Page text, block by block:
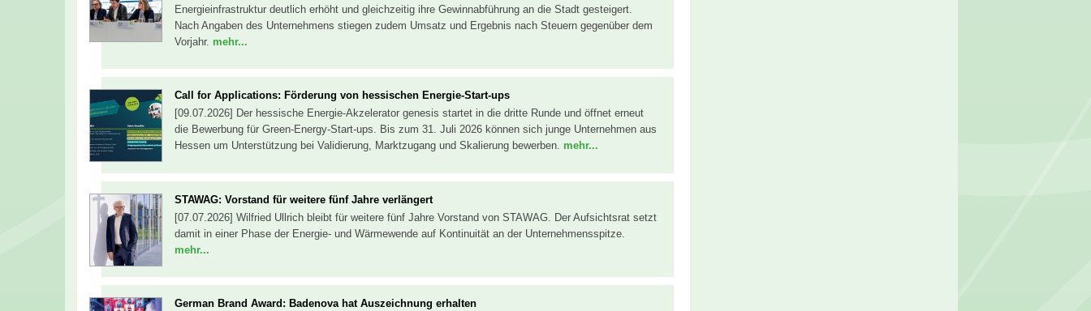
Energieinfrastruktur deutlich erhöht und gleichzeitig ihre Gewinnabführung an die Stadt gesteigert.
Nach Angaben des Unternehmens stiegen zudem Umsatz und Ergebnis nach Steuern gegenüber dem
Vorjahr. mehr...
Call for Applications: Förderung von hessischen Energie-Start-ups
[09.07.2026] Der hessische Energie-Akzelerator genesis startet in die dritte Runde und öffnet erneut
die Bewerbung für Green-Energy-Start-ups. Bis zum 31. Juli 2026 können sich junge Unternehmen aus
Hessen um Unterstützung bei Validierung, Marktzugang und Skalierung bewerben. mehr...
STAWAG: Vorstand für weitere fünf Jahre verlängert
[07.07.2026] Wilfried Ullrich bleibt für weitere fünf Jahre Vorstand von STAWAG. Der Aufsichtsrat setzt
damit in einer Phase der Energie- und Wärmewende auf Kontinuität an der Unternehmensspitze.
mehr...
German Brand Award: Badenova hat Auszeichnung erhalten